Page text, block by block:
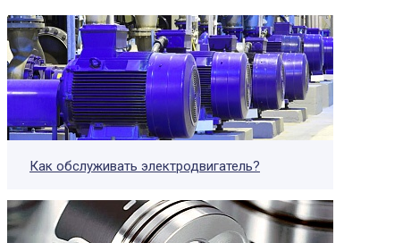
Как обслуживать электродвигатель?